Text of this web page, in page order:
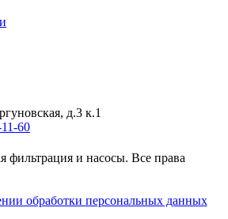
д.3 к.1
60
и насосы. Все права
обработки персональных данных